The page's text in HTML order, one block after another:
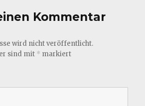
Kommentar
wird nicht veröffentlicht.
sind mit * markiert